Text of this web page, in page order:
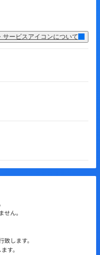
サービスアイコンについて
ん。
します。
す。